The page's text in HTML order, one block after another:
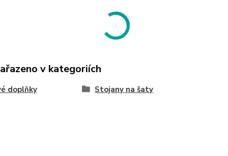
v kategoriích
doplňky Stojany na šaty